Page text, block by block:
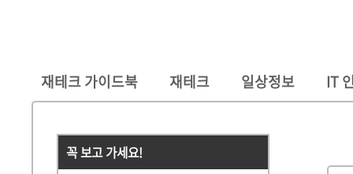
재테크 가이드북 재테크 일상정보 IT
꼭 보고 가세요!